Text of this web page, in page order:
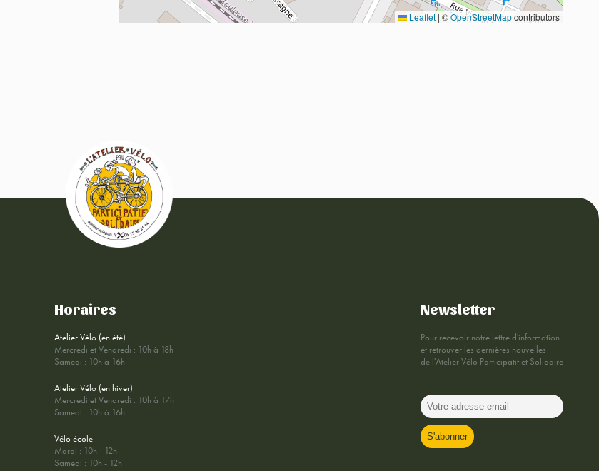
Leaflet | ©OpenStreetMapcontributors
Horaires
Atelier Vélo (en été)
Mercredi et Vendredi : 10h à 18h
Samedi : 10h à 16h
Atelier Vélo (en hiver)
Mercredi et Vendredi : 10h à 17h
Samedi : 10h à 16h
Vélo école
Mardi : 10h - 12h
Samedi : 10h - 12h
Newsletter
Pour recevoir notre lettre d'information
et retrouver les dernières nouvelles
de l'Atelier Vélo Participatif et Solidaire